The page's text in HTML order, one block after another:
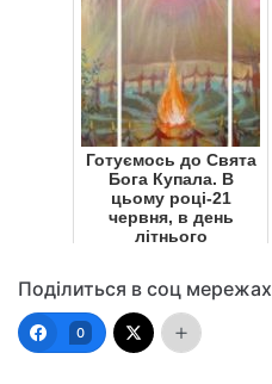
Готуємось до Свята
Бога Купала. В
цьому році-21
червня, в день
літнього
Поділиться в соц мережах
0